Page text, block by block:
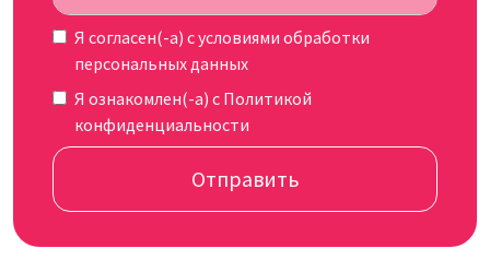
Я согласен(-а) cусловиями обработки
персональных данных
Я ознакомлен(-а) с Политикой
конфиденциальности
Отправить